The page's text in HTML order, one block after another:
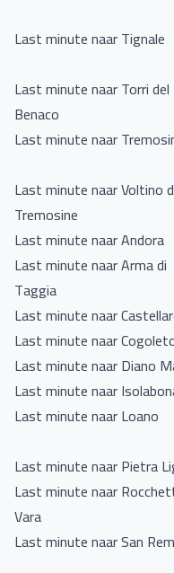
Last minute naar Tignale
Last minute naar Torri del
Benaco
Last minute naar
Last minute naar Voltino
Tremosine
Last minute naar Andora
Last minute naar Arma di
Taggia
Last minute naar
Last minute naar
Last minute naar Diano
Last minute naar
Last minute naar Loano
Last minute naar Pietra
Last minute naar
Vara
Last minute naar San